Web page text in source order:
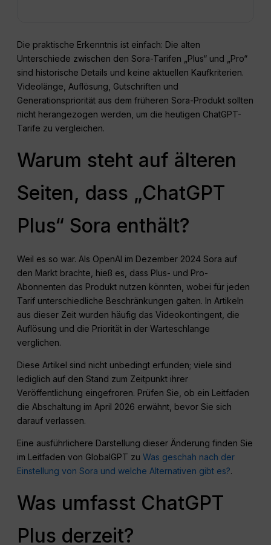
Die praktische Erkenntnis ist einfach: Die alten
Unterschiede zwischen den Sora-Tarifen „Plus“ und „Pro“
sind historische Details und keine aktuellen Kaufkriterien.
Videolänge, Auflösung, Gutschriften und
Generationspriorität aus dem früheren Sora-Produkt sollten
nicht herangezogen werden, um die heutigen ChatGPT-
Tarife zu vergleichen.
Warum steht auf älteren
Seiten, dass „ChatGPT
Plus“ Sora enthält?
Weil es so war. Als OpenAI im Dezember 2024 Sora auf
den Markt brachte, hieß es, dass Plus- und Pro-
Abonnenten das Produkt nutzen könnten, wobei für jeden
Tarif unterschiedliche Beschränkungen galten. In Artikeln
aus dieser Zeit wurden häufig das Videokontingent, die
Auflösung und die Priorität in der Warteschlange
verglichen.
Diese Artikel sind nicht unbedingt erfunden; viele sind
lediglich auf den Stand zum Zeitpunkt ihrer
Veröffentlichung eingefroren. Prüfen Sie, ob ein Leitfaden
die Abschaltung im April 2026 erwähnt, bevor Sie sich
darauf verlassen.
Eine ausführlichere Darstellung dieser Änderung finden Sie
im Leitfaden von GlobalGPT zuWas geschah nach der
Einstellung von Sora und welche Alternativen gibt es?.
Was umfasst ChatGPT
Plus derzeit?